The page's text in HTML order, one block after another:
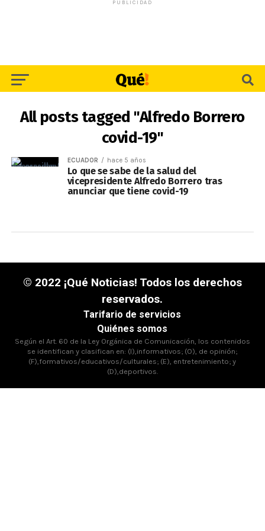
PUBLICIDAD
All posts tagged "Alfredo Borrero
covid-19"
ECUADOR hace 5 años
Lo que se sabe de la salud del
vicepresidente Alfredo Borrero tras
anunciar que tiene covid-19
© 2022 ¡Qué Noticias! Todos los derechos
reservados.
Tarifario de servicios
Quiénes somos
Según el Art. 60 de la Ley Orgánica de Comunicación, los contenidos
se identifican y clasifican en: (I),informativos; (O), de opinión;
(F),formativos/educativos/culturales; (E), entretenimiento; y
(D),deportivos.